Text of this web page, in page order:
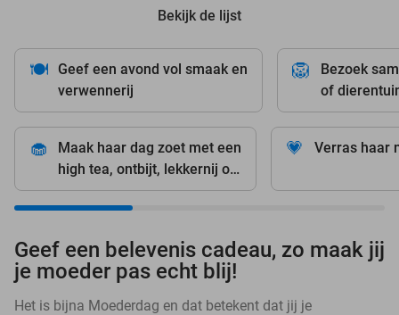
Bekijk de lijst
🍽️
Geef een avond vol smaak en
verwennerij
🦁
Bezoek
of
🧁
Maak haar dag zoet met een
high tea, ontbijt, lekkernij of
lunch
💗 Verras haar
Geef een belevenis cadeau, zo maak jij
je moeder pas echt blij!
Het is bijna Moederdag en dat betekent dat jij je